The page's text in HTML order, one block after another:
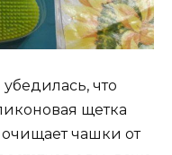
что
щетка
очищает чашки от